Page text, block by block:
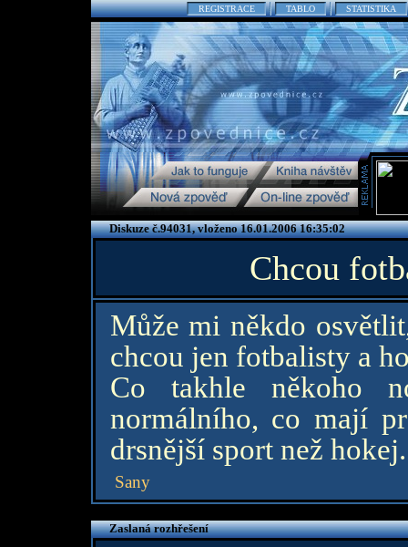
REGISTRACE TABLO STATISTIKA
Diskuze č.94031, vloženo 16.01.2006 16:35:02
Chcou
Může mi někdo
chcou jen fotbalisty a
Co takhle někoho
normálního, co mají
drsnější sport než hokej.
Sany
Zaslaná rozhřešení